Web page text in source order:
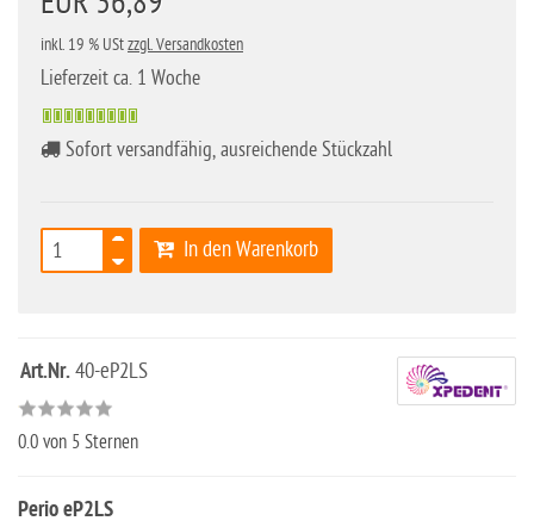
inkl. 19 % UStzzgl. Versandkosten
Lieferzeit ca. 1 Woche
Sofort versandfähig, ausreichende Stückzahl
In den Warenkorb
Art.Nr.40-eP2LS
0.0 von 5 Sternen
PerioeP2LS